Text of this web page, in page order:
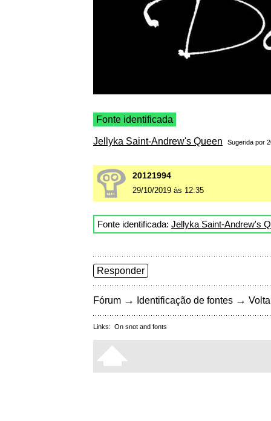
Fonte identificada
Jellyka Saint-Andrew's Queen Sugerida por
20121994
29/10/2019 às 12:35
Fonte identificada: Jellyka Saint-Andrew's
Responder
Fórum → Identificação de fontes →
Links: On snot and fonts